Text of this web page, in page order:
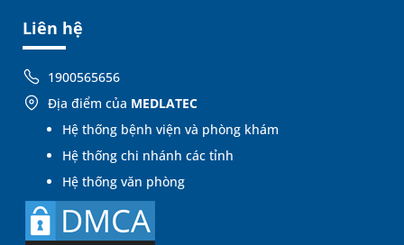
Liên hệ
1900565656
Địa điểm của MEDLATEC
Hệ thống bệnh viện và phòng khám
Hệ thống chi nhánh các tỉnh
Hệ thống văn phòng